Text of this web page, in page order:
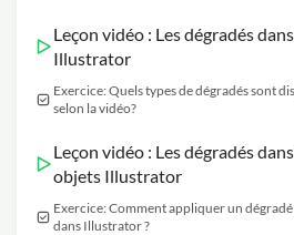
Leçon vidéo : Les dégradés
Illustrator
Exercice: Quels types de dégradés sont
selon la vidéo?
Leçon vidéo : Les dégradés
objets Illustrator
Exercice: Comment appliquer un
dans Illustrator ?